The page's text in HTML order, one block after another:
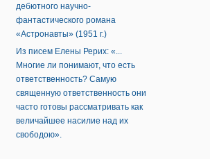
дебютного научно-
фантастического романа
«Астронавты» (1951 г.)
Из писем Елены Рерих: «...
Многие ли понимают, что есть
ответственность? Самую
священную ответственность они
часто готовы рассматривать как
величайшее насилие над их
свободою».